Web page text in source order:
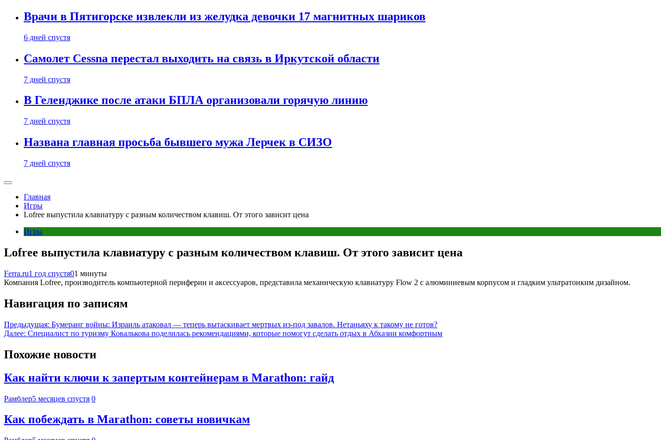
Врачи в Пятигорске извлекли из желудка девочки 17 магнитных шариков
6 дней спустя
Самолет Cessna перестал выходить на связь в Иркутской области
7 дней спустя
В Геленджике после атаки БПЛА организовали горячую линию
7 дней спустя
Названа главная просьба бывшего мужа Лерчек в СИЗО
7 дней спустя
Главная
Игры
Lofree выпустила клавиатуру с разным количеством клавиш. От этого зависит цена
Игры
Lofree выпустила клавиатуру с разным количеством клавиш. От этого зависит цена
Ferra.ru1 год спустя01 минуты
Компания Lofree, производитель компьютерной периферии и аксессуаров, представила механическую клавиатуру Flow 2 с алюминиевым корпусом и гладким ультратонким дизайном.
Навигация по записям
Предыдущая: Бумеранг войны: Израиль атаковал — теперь вытаскивает мертвых из-под завалов. Нетаньяху к такому не готов?
Далее: Специалист по туризму Ковалькова поделилась рекомендациями, которые помогут сделать отдых в Абхазии комфортным
Похожие новости
Как найти ключи к запертым контейнерам в Marathon: гайд
Рамблер5 месяцев спустя 0
Как побеждать в Marathon: советы новичкам